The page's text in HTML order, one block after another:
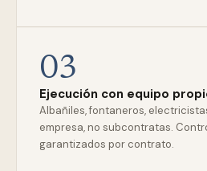
03
Ejecución con equipo
Albañiles, fontaneros,
empresa, no subcontratas.
garantizados por contrato.